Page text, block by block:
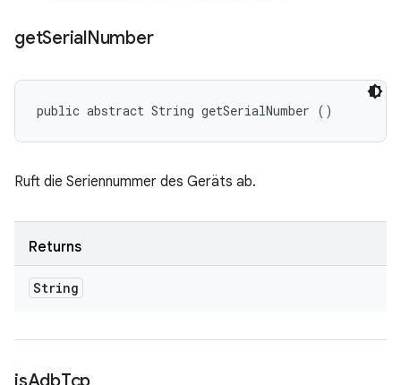
getSerialNumber
public abstract String getSerialNumber ()
Ruft die Seriennummer des Geräts ab.
Returns
String